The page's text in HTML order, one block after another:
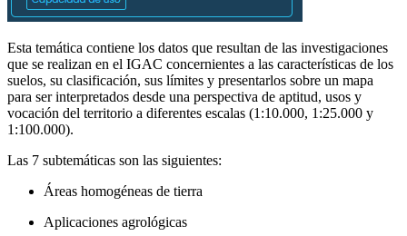
Esta temática contiene los datos que resultan de las investigaciones
que se realizan en el IGAC concernientes a las características de los
suelos, su clasificación, sus límites y presentarlos sobre un mapa
para ser interpretados desde una perspectiva de aptitud, usos y
vocación del territorio a diferentes escalas (1:10.000, 1:25.000 y
1:100.000).
Las 7 subtemáticas son las siguientes:
Áreas homogéneas de tierra
Aplicaciones agrológicas